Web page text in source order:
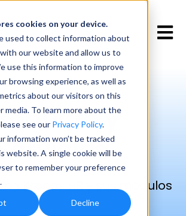
cookies on your device.
used to collect information about
our website and allow us to
use this information to improve
browsing experience, as well as
about our visitors on this
media. To learn more about the
see our Privacy Policy.
information won’t be tracked
website. A single cookie will be
to remember your preference
Decline
y
Kronos HR y sus módulos